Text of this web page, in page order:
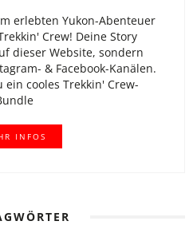
erlebten Yukon-Abenteuer
Crew! Deine Story
dieser Website, sondern
& Facebook-Kanälen.
cooles Trekkin' Crew-
INFOS